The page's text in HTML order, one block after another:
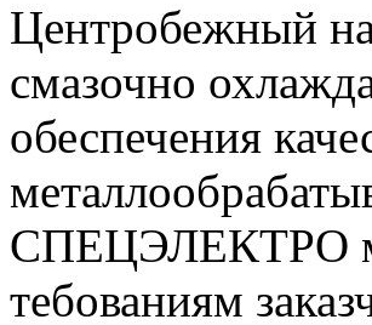
Центробежный
смазочно
обеспечения
СПЕЦЭЛЕКТРО
тебованиям